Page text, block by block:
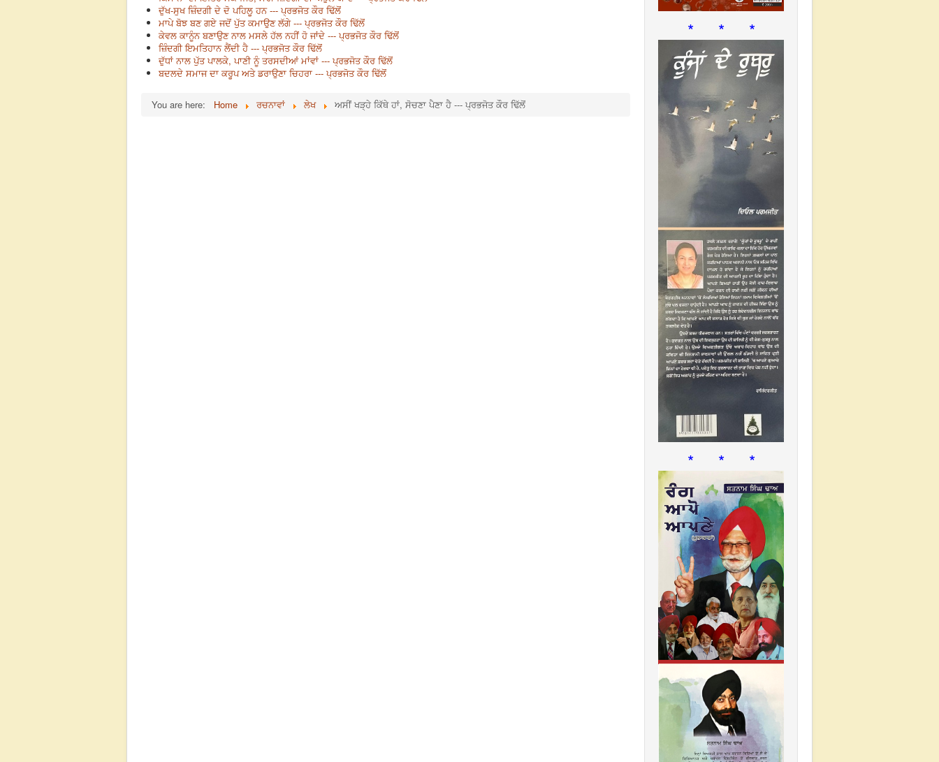
ਦੁੱਖ-ਸੁਖ ਜ਼ਿੰਦਗੀ ਦੇ ਦੋ ਪਹਿਲੂ ਹਨ --- ਪ੍ਰਭਜੋਤ ਕੌਰ ਢਿੱਲੋਂ
ਮਾਪੇ ਬੋਝ ਬਣ ਗਏ ਜਦੋਂ ਪੁੱਤ ਕਮਾਉਣ ਲੱਗੇ --- ਪ੍ਰਭਜੋਤ ਕੌਰ ਢਿੱਲੋਂ
ਕੇਵਲ ਕਾਨੂੰਨ ਬਣਾਉਣ ਨਾਲ ਮਸਲੇ ਹੱਲ ਨਹੀਂ ਹੋ ਜਾਂਦੇ --- ਪ੍ਰਭਜੋਤ ਕੌਰ ਢਿੱਲੋਂ
ਜ਼ਿੰਦਗੀ ਇਮਤਿਹਾਨ ਲੈਂਦੀ ਹੈ --- ਪ੍ਰਭਜੋਤ ਕੌਰ ਢਿੱਲੋਂ
ਦੁੱਧਾਂ ਨਾਲ ਪੁੱਤ ਪਾਲਕੇ, ਪਾਣੀ ਨੂੰ ਤਰਸਦੀਆਂ ਮਾਂਵਾਂ --- ਪ੍ਰਭਜੋਤ ਕੌਰ ਢਿੱਲੋਂ
ਬਦਲਦੇ ਸਮਾਜ ਦਾ ਕਰੂਪ ਅਤੇ ਡਰਾਉਣਾ ਚਿਹਰਾ --- ਪ੍ਰਭਜੋਤ ਕੌਰ ਢਿੱਲੋਂ
You are here: Home ਰਚਨਾਵਾਂ ਲੇਖ ਅਸੀਂ ਖੜ੍ਹੇ ਕਿੱਥੇ ਹਾਂ, ਸੋਚਣਾ ਪੈਣਾ ਹੈ --- ਪ੍ਰਭਜੋਤ ਕੌਰ ਢਿੱਲੋਂ
* * *
* * *